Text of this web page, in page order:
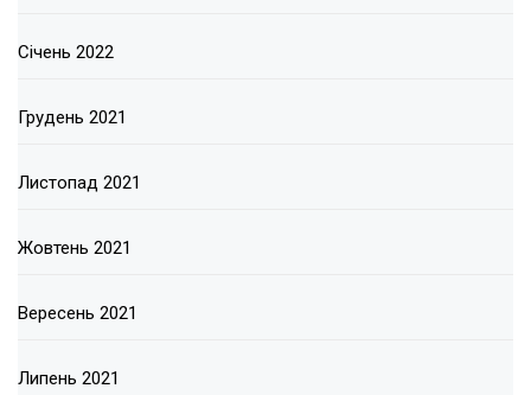
Січень 2022
Грудень 2021
Листопад 2021
Жовтень 2021
Вересень 2021
Липень 2021